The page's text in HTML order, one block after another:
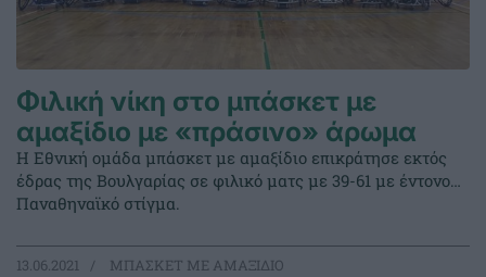
Φιλική νίκη στο μπάσκετ με
αμαξίδιο με «πράσινο» άρωμα
Η Εθνική ομάδα μπάσκετ με αμαξίδιο επικράτησε εκτός
έδρας της Βουλγαρίας σε φιλικό ματς με 39-61 με έντονο…
Παναθηναϊκό στίγμα.
13.06.2021 ΜΠΑΣΚΕΤ ΜΕ ΑΜΑΞΙΔΙΟ